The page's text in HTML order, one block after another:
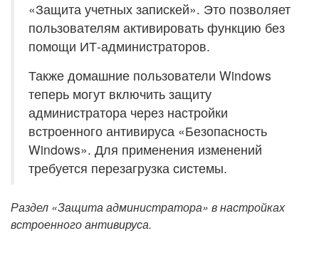
«Защита учетных запискей». Это позволяет
пользователям активировать функцию без
помощи ИТ-администраторов.
Также домашние пользователи Windows
теперь могут включить защиту
администратора через настройки
встроенного антивируса «Безопасность
Windows». Для применения изменений
требуется перезагрузка системы.
Раздел «Защита администратора» в настройках
встроенного антивируса.